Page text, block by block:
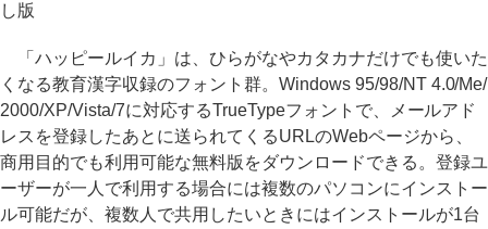
し版
「ハッピールイカ」は、ひらがなやカタカナだけでも使いた
くなる教育漢字収録のフォント群。Windows 95/98/NT 4.0/Me/
2000/XP/Vista/7に対応するTrueTypeフォントで、メールアド
レスを登録したあとに送られてくるURLのWebページから、
商用目的でも利用可能な無料版をダウンロードできる。登録ユ
ーザーが一人で利用する場合には複数のパソコンにインストー
ル可能だが、複数人で共用したいときにはインストールが1台